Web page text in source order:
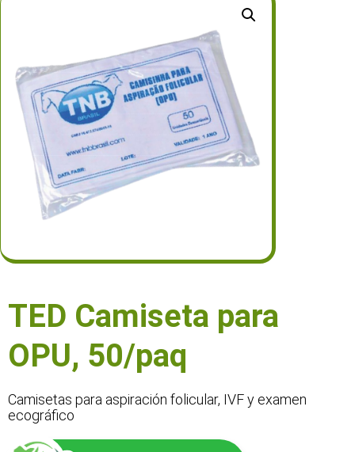
TED Camiseta para
OPU, 50/paq
Camisetas para aspiración folicular, IVF y examen
ecográfico